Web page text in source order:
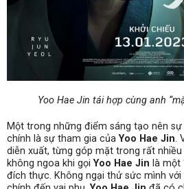
Yoo Hae Jin tái hợp cùng anh
Một trong những điểm sáng tạo nên
chính là sự tham gia củaYoo Hae Jin.
diễn xuất, từng góp mặt trong rất
không ngoa khi gọiYoo Hae Jin là một
đích thực. Không ngại thử sức mình với